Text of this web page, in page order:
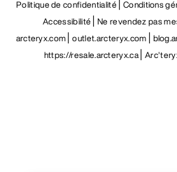
Politique de confidentialité Conditions
Accessibilité Ne revendez pas
arcteryx.com outlet.arcteryx.com
https://resale.arcteryx.ca